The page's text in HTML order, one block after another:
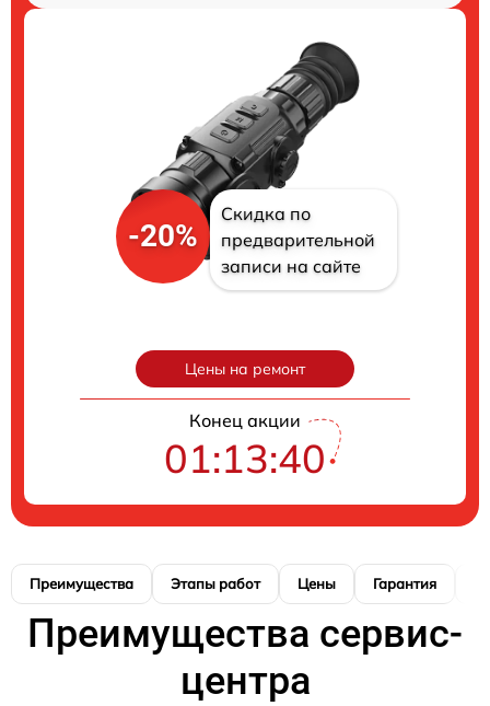
-20%
Скидка по
предварительной
записи на сайте
Цены на ремонт
Конец акции
01:13:39
Преимущества Этапы работ Цены Гарантия
Преимущества сервис-
центра